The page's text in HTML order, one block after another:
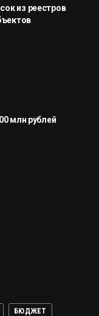
из реестров
млн рублей
БЮДЖЕТ